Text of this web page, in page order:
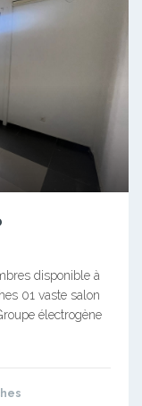
disponible à
01 vaste salon
électrogène